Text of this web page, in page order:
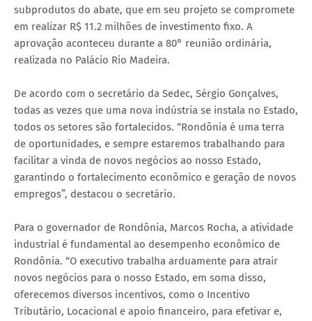
subprodutos do abate, que em seu projeto se compromete
em realizar R$ 11.2 milhões de investimento fixo. A
aprovação aconteceu durante a 80° reunião ordinária,
realizada no Palácio Rio Madeira.
De acordo com o secretário da Sedec, Sérgio Gonçalves,
todas as vezes que uma nova indústria se instala no Estado,
todos os setores são fortalecidos. “Rondônia é uma terra
de oportunidades, e sempre estaremos trabalhando para
facilitar a vinda de novos negócios ao nosso Estado,
garantindo o fortalecimento econômico e geração de novos
empregos”, destacou o secretário.
Para o governador de Rondônia, Marcos Rocha, a atividade
industrial é fundamental ao desempenho econômico de
Rondônia. “O executivo trabalha arduamente para atrair
novos negócios para o nosso Estado, em soma disso,
oferecemos diversos incentivos, como o Incentivo
Tributário, Locacional e apoio financeiro, para efetivar e,